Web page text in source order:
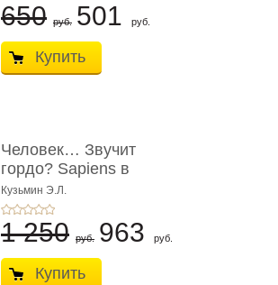
650 руб. 501 руб.
Купить
Человек… Звучит
гордо? Sapiens в
тенётах социума � ...
Кузьмин Э.Л.
1 250 руб. 963 руб.
Купить